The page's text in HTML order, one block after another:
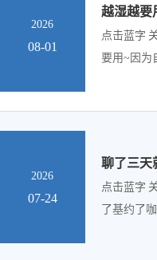
2026
08-01
越湿越
点击蓝字
要用~因为
2026
07-24
聊了三天
点击蓝字
了基约了